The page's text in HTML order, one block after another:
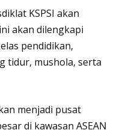
KSPSI akan
akan dilengkapi
pendidikan,
tidur, mushola, serta
menjadi pusat
di kawasan ASEAN